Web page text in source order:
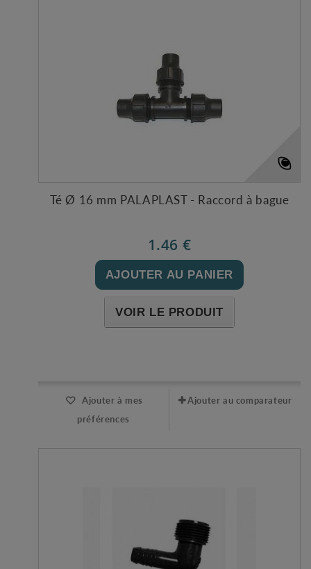
Té Ø 16 mm PALAPLAST - Raccord à bague
1.46 €
AJOUTER AU PANIER
VOIR LE PRODUIT
Ajouter à mes
préférences
Ajouter au comparateur